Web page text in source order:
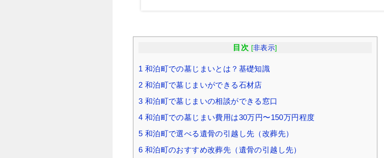
目次 [非表示]
1 和泊町での墓じまいとは？基礎知識
2 和泊町で墓じまいができる石材店
3 和泊町で墓じまいの相談ができる窓口
4 和泊町での墓じまい費用は30万円〜150万円程度
5 和泊町で選べる遺骨の引越し先（改葬先）
6 和泊町のおすすめ改葬先（遺骨の引越し先）